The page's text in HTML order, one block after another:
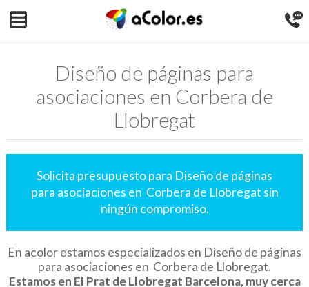
Diseño de páginas para
asociaciones en Corbera de
Llobregat
Solicita presupuesto para Diseño de páginas
para asociaciones en Corbera de Llobregat sin
ningún compromiso.
En acolor estamos especializados en Diseño de páginas
para asociaciones en Corbera de Llobregat.
Estamos en El Prat de Llobregat Barcelona, muy cerca